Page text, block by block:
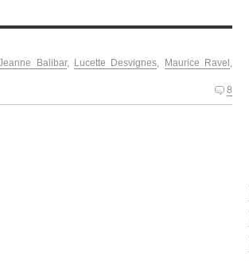
Balibar, Lucette Desvignes Maurice Ravel
8